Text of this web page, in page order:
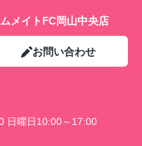
メイトFC岡山中央店
お問い合わせ
日曜日10:00～17:00